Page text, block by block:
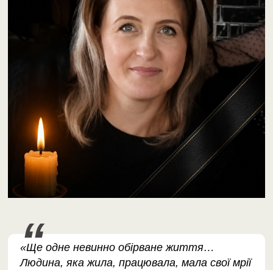
«Ще одне невинно обірване життя…
Людина, яка жила, працювала, мала свої мрії